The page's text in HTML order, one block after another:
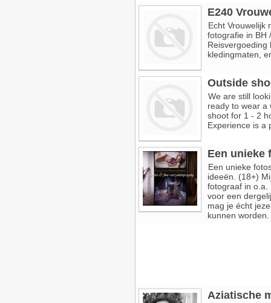
E240
Echt Vrouwelijk
fotografie in BH
Reisvergoeding
kledingmaten,
Outside
We are still
ready to wear a
shoot for 1 - 2
Experience is a
Een unieke
Een unieke
ideeën. (18+)
fotograaf in o.a.
voor een
mag je écht
kunnen
Aziatische